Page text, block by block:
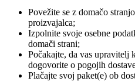
Povežite se z domačo
proizvajalca;
Izpolnite svoje osebne
domači strani;
Počakajte, da vas upravitelj
dogovorite o pogojih
Plačajte svoj paket(e) ob